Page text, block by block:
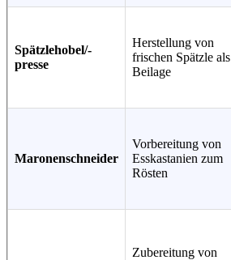
Spätzlehobel/-
presse
Herstellung von
frischen Spätzle als
Beilage
Maronenschneider
Vorbereitung von
Esskastanien zum
Rösten
Zubereitung von